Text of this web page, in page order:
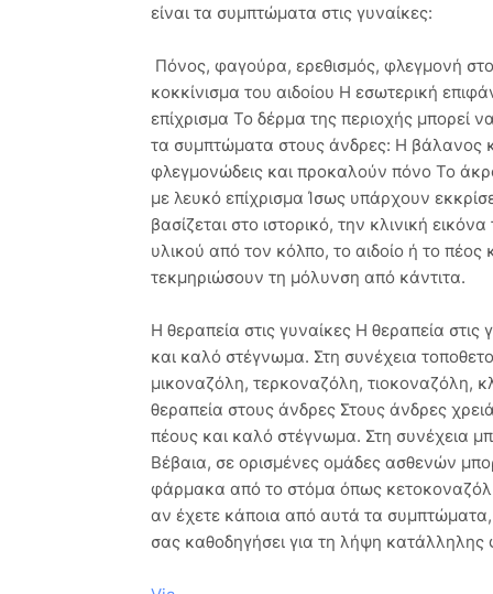
είναι τα συμπτώματα στις γυναίκες:
Πόνος, φαγούρα, ερεθισμός, φλεγμονή στο
κοκκίνισμα του αιδοίου Η εσωτερική
επίχρισμα Το δέρμα της περιοχής μπορεί
τα συμπτώματα στους άνδρες: Η βάλανος
φλεγμονώδεις και προκαλούν πόνο Το
με λευκό επίχρισμα Ίσως υπάρχουν
βασίζεται στο ιστορικό, την κλινική
υλικού από τον κόλπο, το αιδοίο ή το
τεκμηριώσουν τη μόλυνση από κάντιτα.
Η θεραπεία στις γυναίκες Η θεραπεία
και καλό στέγνωμα. Στη συνέχεια
μικοναζόλη, τερκοναζόλη,
θεραπεία στους άνδρες Στους άνδρες
πέους και καλό στέγνωμα. Στη συνέχεια
Βέβαια, σε ορισμένες ομάδες ασθενών
φάρμακα από το στόμα όπως
αν έχετε κάποια από αυτά τα συμπτώματα,
σας καθοδηγήσει για τη λήψη